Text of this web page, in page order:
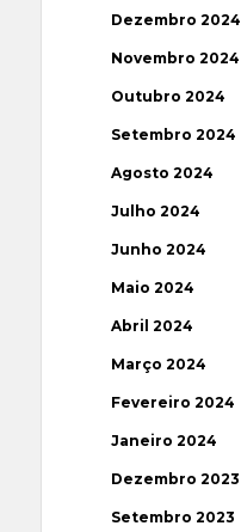
Dezembro 2024
Novembro 2024
Outubro 2024
Setembro 2024
Agosto 2024
Julho 2024
Junho 2024
Maio 2024
Abril 2024
Março 2024
Fevereiro 2024
Janeiro 2024
Dezembro 2023
Setembro 2023